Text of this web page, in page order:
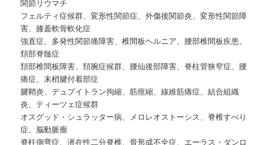
関節リウマチ
フェルティ症候群、変形性関節症、外傷後関節炎、変形性関節障
害、膝蓋軟骨軟化症
強直症、多発性関節痛障害、椎間板ヘルニア、腰部椎間板疾患、
頚部脊髄症
頚部椎間板障害、頚腕症候群、腰仙後部障害、脊柱管狭窄症、腰
痛症、末梢腱付着部症
腱鞘炎、デュプイトラン拘縮、筋痙縮、線維筋痛症、結合組織
炎、ティーツェ症候群
オスグッド・シュラッター病、メロレオストーシス、脊椎すべり
症、脳動脈瘤
脊柱側弯症、潜在性二分脊椎、骨形成不全症、エーラス・ダンロ